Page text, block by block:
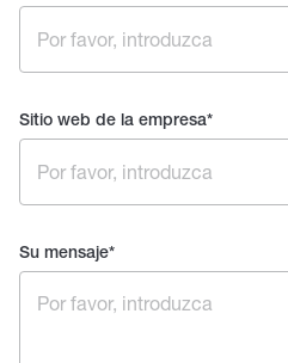
Sitio web de la empresa*
Su mensaje*